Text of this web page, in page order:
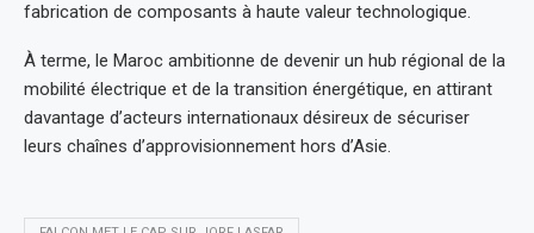
fabrication de composants à haute valeur technologique.
À terme, le Maroc ambitionne de devenir un hub régional de la
mobilité électrique et de la transition énergétique, en attirant
davantage d’acteurs internationaux désireux de sécuriser
leurs chaînes d’approvisionnement hors d’Asie.